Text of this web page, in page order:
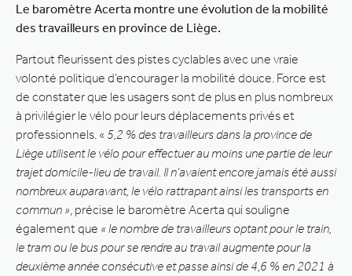
Le baromètre Acerta montre une évolution de la mobilité
des travailleurs en province de Liège.
Partout fleurissent des pistes cyclables avec une vraie
volonté politique d’encourager la mobilité douce. Force est
de constater que les usagers sont de plus en plus nombreux
à privilégier le vélo pour leurs déplacements privés et
professionnels. « 5,2 % des travailleurs dans la province de
Liège utilisent le vélo pour effectuer au moins une partie de leur
trajet domicile-lieu de travail. Il n’avaient encore jamais été aussi
nombreux auparavant, le vélo rattrapant ainsi les transports en
commun » , précise le baromètre Acerta qui souligne
également que « le nombre de travailleurs optant pour le train,
le tram ou le bus pour se rendre au travail augmente pour la
deuxième année consécutive et passe ainsi de 4,6 % en 2021 à